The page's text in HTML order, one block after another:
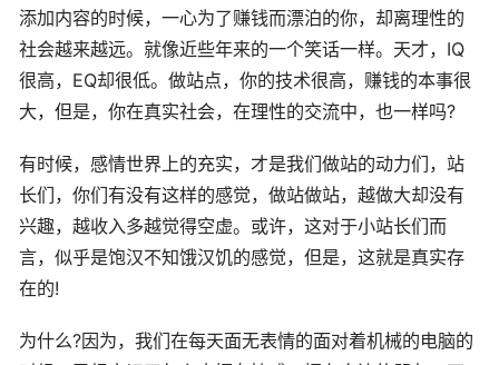
添加内容的时候，一心为了赚钱而漂泊的你，却离理性的
社会越来越远。就像近些年来的一个笑话一样。天才，IQ
很高，EQ却很低。做站点，你的技术很高，赚钱的本事很
大，但是，你在真实社会，在理性的交流中，也一样吗?
有时候，感情世界上的充实，才是我们做站的动力们，站
长们，你们有没有这样的感觉，做站做站，越做大却没有
兴趣，越收入多越觉得空虚。或许，这对于小站长们而
言，似乎是饱汉不知饿汉饥的感觉，但是，这就是真实存
在的!
为什么?因为，我们在每天面无表情的面对着机械的电脑的